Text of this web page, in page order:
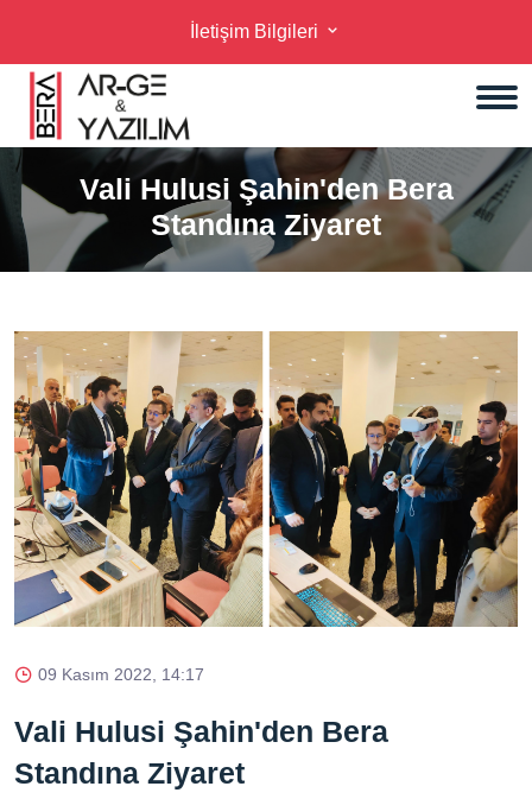
İletişim Bilgileri
Vali Hulusi Şahin'den Bera
Standına Ziyaret
09 Kasım 2022, 14:17
Vali Hulusi Şahin'den Bera
Standına Ziyaret